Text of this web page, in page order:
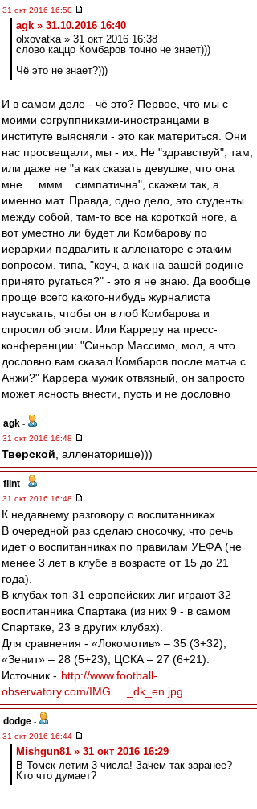
31 окт 2016 16:50
agk » 31.10.2016 16:40
olxovatka » 31 окт 2016 16:38
слово каццо Комбаров точно не знает)))
Чё это не знает?)))
И в самом деле - чё это? Первое, что мы с
моими согруппниками-иностранцами в
институте выясняли - это как материться. Они
нас просвещали, мы - их. Не "здравствуй", там,
или даже не "а как сказать девушке, что она
мне ... ммм... симпатична", скажем так, а
именно мат. Правда, одно дело, это студенты
между собой, там-то все на короткой ноге, а
вот уместно ли будет ли Комбарову по
иерархии подвалить к алленаторе с этаким
вопросом, типа, "коуч, а как на вашей родине
принято ругаться?" - это я не знаю. Да вообще
проще всего какого-нибудь журналиста
науськать, чтобы он в лоб Комбарова и
спросил об этом. Или Карреру на пресс-
конференции: "Синьор Массимо, мол, а что
дословно вам сказал Комбаров после матча с
Анжи?" Каррера мужик отвязный, он запросто
может ясность внести, пусть и не дословно
agk -
31 окт 2016 16:48
Тверской , алленаторище)))
flint -
31 окт 2016 16:48
К недавнему разговору о воспитанниках.
В очередной раз сделаю сносочку, что речь
идет о воспитанниках по правилам УЕФА (не
менее 3 лет в клубе в возрасте от 15 до 21
года).
В клубах топ-31 европейских лиг играют 32
воспитанника Спартака (из них 9 - в самом
Спартаке, 23 в других клубах).
Для сравнения - «Локомотив» – 35 (3+32),
«Зенит» – 28 (5+23), ЦСКА – 27 (6+21).
Источник - http://www.football-
observatory.com/IMG ... _dk_en.jpg
dodge -
31 окт 2016 16:44
Mishgun81 » 31 окт 2016 16:29
В Томск летим 3 числа! Зачем так заранее?
Кто что думает?